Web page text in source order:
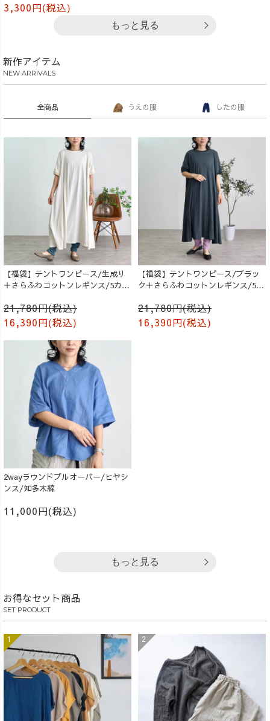
3,300円(税込)
もっと見る
新作アイテム
NEW ARRIVALS
全商品 うえの服 したの服
【福袋】テントワンピース/生成り
＋さらふわコットンレギンス/5カラ
21,780円(税込)
16,390円(税込)
【福袋】テントワンピース/ブラッ
ク＋さらふわコットンレギンス/5カ
21,780円(税込)
16,390円(税込)
2wayラウンドプルオーバー/ヒヤシ
ンス/知多木綿
11,000円(税込)
もっと見る
お得なセット商品
SET PRODUCT